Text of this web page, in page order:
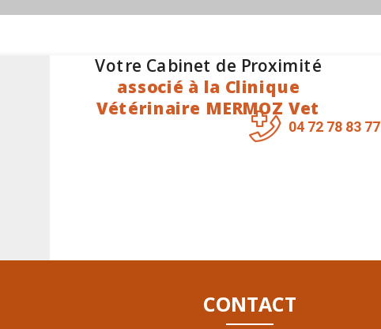
Votre Cabinet de Proximité
associé à la Clinique
Vétérinaire MERMOZ Vet
04 72 78 83 77
CONTACT